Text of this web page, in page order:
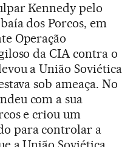
Kennedy pelo
dos Porcos, em
Operação
da CIA contra o
a União Soviética
sob ameaça. No
com a sua
e criou um
para controlar a